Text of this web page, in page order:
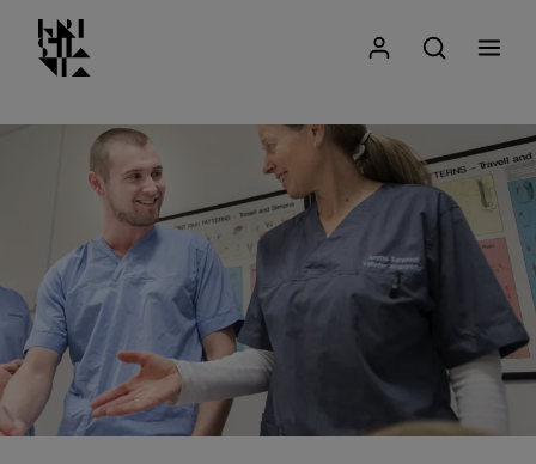
Gå
til
Kristiania logo
Mitt Kristiania
Åpne søk
Søk
Meny